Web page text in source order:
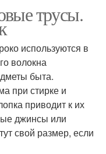
трусы.
используются в
волокна
быта.
при стирке и
приводит к их
джинсы или
свой размер, если